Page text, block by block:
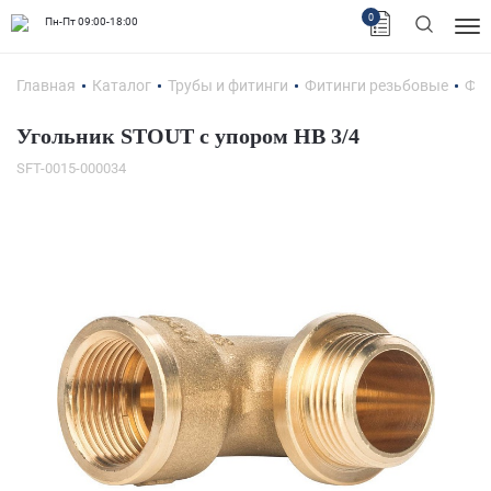
Пн-Пт 09:00-18:00 0
Главная Каталог Трубы и фитинги Фитинги резьбовые
Угольник STOUT с упором НВ 3/4
SFT-0015-000034